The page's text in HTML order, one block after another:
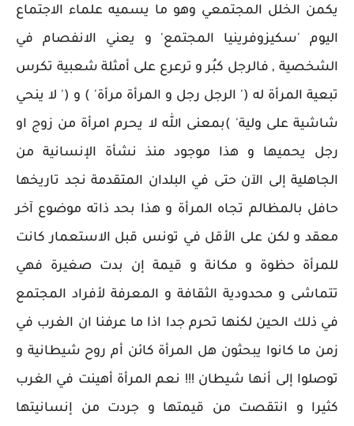
يكمن الخلل المجتمعي وهو ما يسميه علماء الاجتماع
اليوم 'سكيزوفرينيا المجتمع' و يعني الانفصام في
الشخصية , فالرجل كبُر و ترعرع على أمثلة شعبية تكرس
تبعية المرأة له (' الرجل رجل و المرأة مرأة' ) و (' لا ينحي
شاشية على ولية' )بمعنى الله لا يحرم امرأة من زوج او
رجل يحميها و هذا موجود منذ نشأة الإنسانية من
الجاهلية إلى الآن حتى في البلدان المتقدمة نجد تاريخها
حافل بالمظالم تجاه المرأة و هذا بحد ذاته موضوع آخر
معقد و لكن على الأقل في تونس قبل الاستعمار كانت
للمرأة حظوة و مكانة و قيمة إن بدت صغيرة فهي
تتماشى و محدودية الثقافة و المعرفة لأفراد المجتمع
في ذلك الحين لكنها تحرم جدا اذا ما عرفنا ان الغرب في
زمن ما كانوا يبحثون هل المرأة كائن أم روح شيطانية و
توصلوا إلى أنها شيطان !!! نعم المرأة أهينت في الغرب
كثيرا و انتقصت من قيمتها و جردت من إنسانيتها